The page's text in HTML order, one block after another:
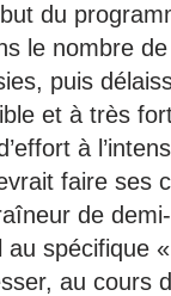
du
le nombre
puis
et à très
à
faire ses
de
spécifique
au cours